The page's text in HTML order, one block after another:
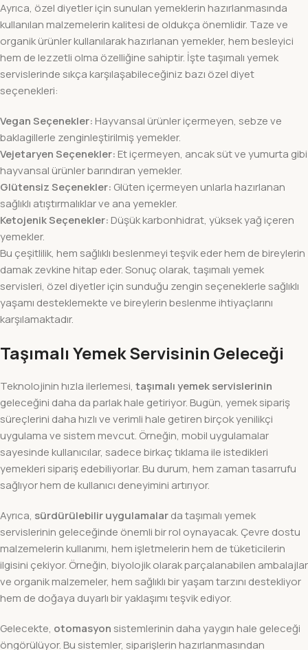
Ayrıca, özel diyetler için sunulan yemeklerin hazırlanmasında
kullanılan malzemelerin kalitesi de oldukça önemlidir. Taze ve
organik ürünler kullanılarak hazırlanan yemekler, hem besleyici
hem de lezzetli olma özelliğine sahiptir. İşte taşımalı yemek
servislerinde sıkça karşılaşabileceğiniz bazı özel diyet
seçenekleri:
Vegan Seçenekler: Hayvansal ürünler içermeyen, sebze ve
baklagillerle zenginleştirilmiş yemekler.
Vejetaryen Seçenekler: Et içermeyen, ancak süt ve yumurta gibi
hayvansal ürünler barındıran yemekler.
Glütensiz Seçenekler: Glüten içermeyen unlarla hazırlanan
sağlıklı atıştırmalıklar ve ana yemekler.
Ketojenik Seçenekler: Düşük karbonhidrat, yüksek yağ içeren
yemekler.
Bu çeşitlilik, hem sağlıklı beslenmeyi teşvik eder hem de bireylerin
damak zevkine hitap eder. Sonuç olarak, taşımalı yemek
servisleri, özel diyetler için sunduğu zengin seçeneklerle sağlıklı
yaşamı desteklemekte ve bireylerin beslenme ihtiyaçlarını
karşılamaktadır.
Taşımalı Yemek Servisinin Geleceği
Teknolojinin hızla ilerlemesi, taşımalı yemek servislerinin
geleceğini daha da parlak hale getiriyor. Bugün, yemek sipariş
süreçlerini daha hızlı ve verimli hale getiren birçok yenilikçi
uygulama ve sistem mevcut. Örneğin, mobil uygulamalar
sayesinde kullanıcılar, sadece birkaç tıklama ile istedikleri
yemekleri sipariş edebiliyorlar. Bu durum, hem zaman tasarrufu
sağlıyor hem de kullanıcı deneyimini artırıyor.
Ayrıca, sürdürülebilir uygulamalarda taşımalı yemek
servislerinin geleceğinde önemli bir rol oynayacak. Çevre dostu
malzemelerin kullanımı, hem işletmelerin hem de tüketicilerin
ilgisini çekiyor. Örneğin, biyolojik olarak parçalanabilen ambalajlar
ve organik malzemeler, hem sağlıklı bir yaşam tarzını destekliyor
hem de doğaya duyarlı bir yaklaşımı teşvik ediyor.
Gelecekte, otomasyon sistemlerinin daha yaygın hale geleceği
öngörülüyor. Bu sistemler, siparişlerin hazırlanmasından